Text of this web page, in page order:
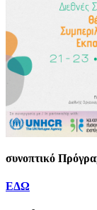
συνοπτικό
ΕΔΩ